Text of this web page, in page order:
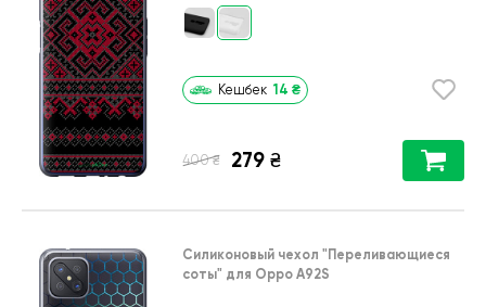
Кешбек 14 ₴
400 ₴ 279 ₴
Силиконовый чехол "Переливающиеся
соты" для Oppo A92S